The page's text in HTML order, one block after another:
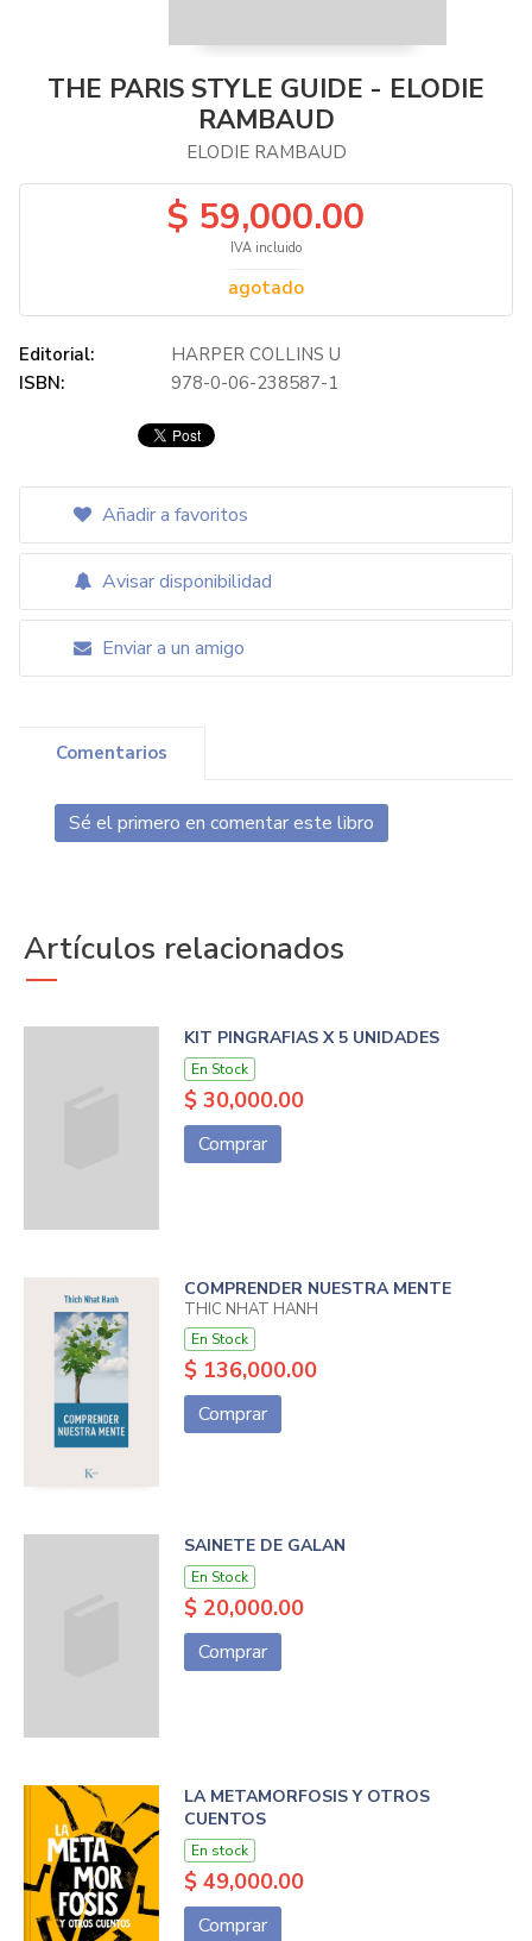
THE PARIS STYLE GUIDE - ELODIE
RAMBAUD
ELODIE RAMBAUD
$ 59,000.00
IVA incluido
agotado
Editorial:
HARPER COLLINS U
ISBN:
978-0-06-238587-1
Añadir a favoritos
Avisar disponibilidad
Enviar a un amigo
Comentarios
Sé el primero en comentar este libro
Artículos relacionados
KIT PINGRAFIAS X 5 UNIDADES
En Stock
$ 30,000.00
Comprar
COMPRENDER NUESTRA MENTE
THIC NHAT HANH
En Stock
$ 136,000.00
Comprar
SAINETE DE GALAN
En Stock
$ 20,000.00
Comprar
LA METAMORFOSIS Y OTROS
CUENTOS
En stock
$ 49,000.00
Comprar